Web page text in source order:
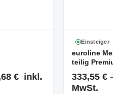
€ inkl.
Einsteiger
euroline
teilig
333,55 €
MwSt.